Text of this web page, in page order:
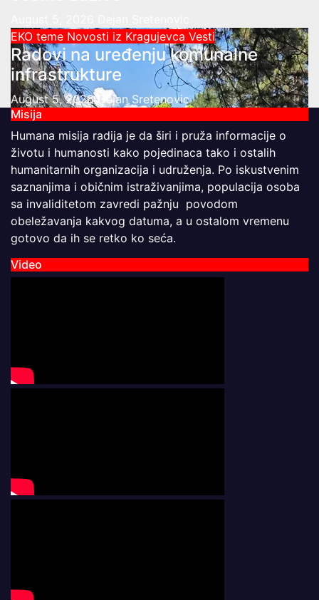
EKO teme Novosti iz Kragujevca Vesti
Radovi na uređenju komunalne
infrastrukture
August 5, 2026Dejan Sretenovic
Misija
Humana misija radija je da širi i pruža informacije o
životu i humanosti kako pojedinaca tako i ostalih
humanitarnih organizacija i udruženja. Po iskustvenim
saznanjima i običnim istraživanjima, populacija osoba
sa invaliditetom zavredi pažnju povodom
obeležavanja kakvog datuma, a u ostalom vremenu
gotovo da ih se retko ko seća.
Video